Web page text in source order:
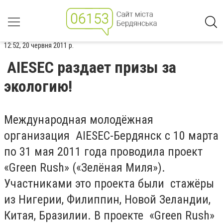
12:52, 20 червня 2011 р.
AIESEC раздает призы за
экологию!
Международная молодёжная
организация AIESEC-Бердянск с 10 марта
по 31 мая 2011 года проводила проект
«Green Rush» («Зелёная Миля»).
Участниками это проекта были стажёры
из Нигерии, Филиппин, Новой Зеландии,
Китая, Бразилии. В проекте «Green Rush»